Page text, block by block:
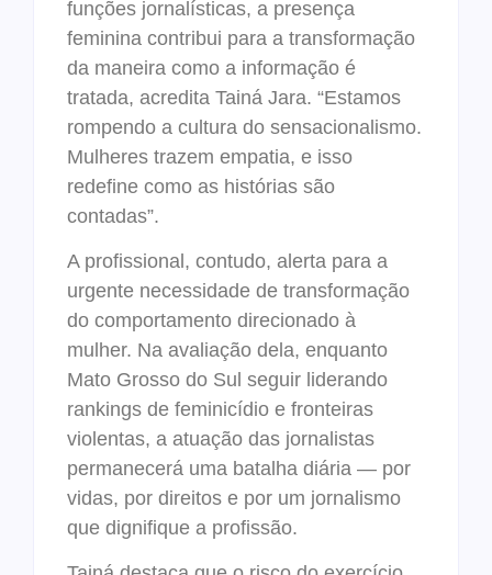
funções jornalísticas, a presença
feminina contribui para a transformação
da maneira como a informação é
tratada, acredita Tainá Jara. “Estamos
rompendo a cultura do sensacionalismo.
Mulheres trazem empatia, e isso
redefine como as histórias são
contadas”.
A profissional, contudo, alerta para a
urgente necessidade de transformação
do comportamento direcionado à
mulher. Na avaliação dela, enquanto
Mato Grosso do Sul seguir liderando
rankings de feminicídio e fronteiras
violentas, a atuação das jornalistas
permanecerá uma batalha diária — por
vidas, por direitos e por um jornalismo
que dignifique a profissão.